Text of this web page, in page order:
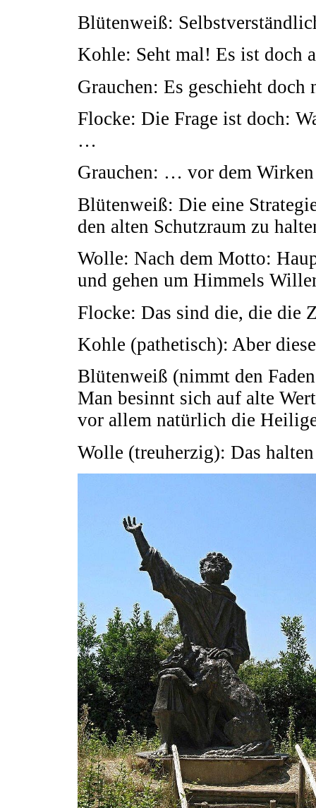
Blütenweiß:
Kohle: Seht mal! Es ist doch
Grauchen: Es geschieht doch
Flocke: Die Frage ist doch:
…
Grauchen: … vor dem Wirken
Blütenweiß: Die eine
den alten Schutzraum zu
Wolle: Nach dem Motto:
und gehen um Himmels
Flocke: Das sind die, die die
Kohle (pathetisch): Aber
Blütenweiß (nimmt den
Man besinnt sich auf alte
vor allem natürlich die
Wolle (treuherzig): Das